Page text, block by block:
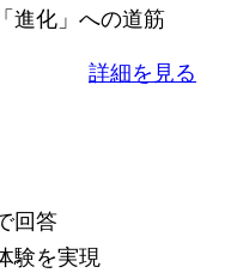
進化」への道筋
詳細を見る
回答
験を実現